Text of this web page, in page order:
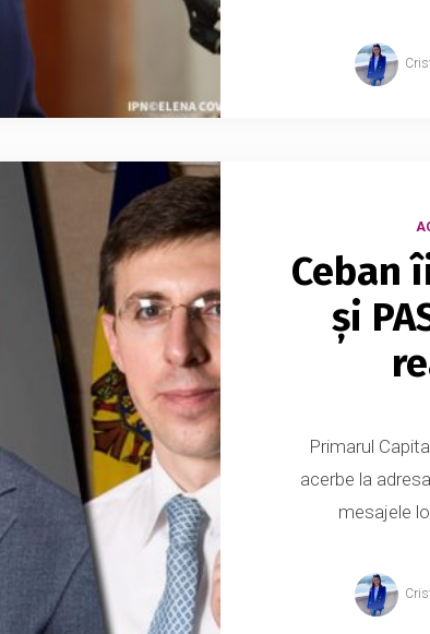
Ceban
și
Primarul
acerbe la
mesajele